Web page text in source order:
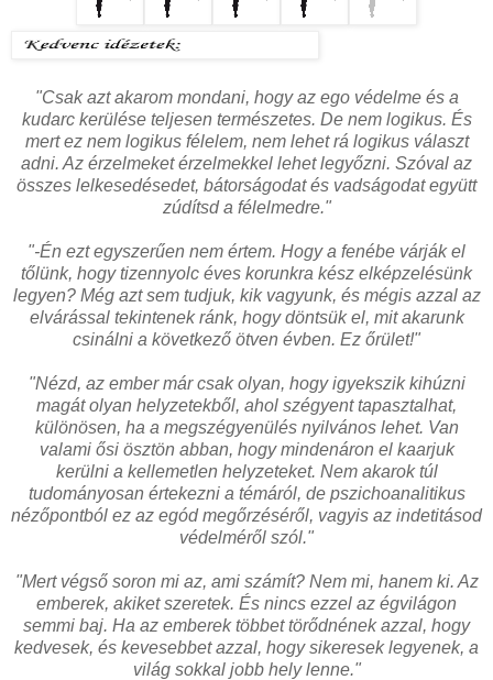
"Csak azt akarom mondani, hogy az ego védelme és a
kudarc kerülése teljesen természetes. De nem logikus. És
mert ez nem logikus félelem, nem lehet rá logikus választ
adni. Az érzelmeket érzelmekkel lehet legyőzni. Szóval az
összes lelkesedésedet, bátorságodat és vadságodat együtt
zúdítsd a félelmedre."
"-Én ezt egyszerűen nem értem. Hogy a fenébe várják el
tőlünk, hogy tizennyolc éves korunkra kész elképzelésünk
legyen? Még azt sem tudjuk, kik vagyunk, és mégis azzal az
elvárással tekintenek ránk, hogy döntsük el, mit akarunk
csinálni a következő ötven évben. Ez őrület!"
"Nézd, az ember már csak olyan, hogy igyekszik kihúzni
magát olyan helyzetekből, ahol szégyent tapasztalhat,
különösen, ha a megszégyenülés nyilvános lehet. Van
valami ősi ösztön abban, hogy mindenáron el kaarjuk
kerülni a kellemetlen helyzeteket. Nem akarok túl
tudományosan értekezni a témáról, de pszichoanalitikus
nézőpontból ez az egód megőrzéséről, vagyis az indetitásod
védelméről szól."
"Mert végső soron mi az, ami számít? Nem mi, hanem ki. Az
emberek, akiket szeretek. És nincs ezzel az égvilágon
semmi baj. Ha az emberek többet törődnének azzal, hogy
kedvesek, és kevesebbet azzal, hogy sikeresek legyenek, a
világ sokkal jobb hely lenne."